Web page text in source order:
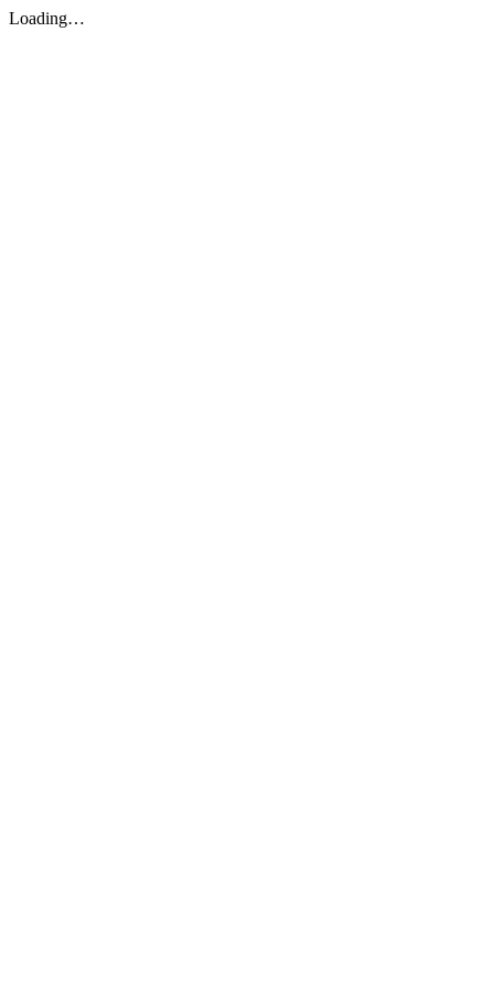
Loading…